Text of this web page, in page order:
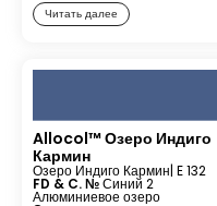
Читать далее
Allocol™ Озеро Индиго
Кармин
Озеро Индиго Кармин| E 132
FD & C. №Синий 2
Алюминиевое озеро